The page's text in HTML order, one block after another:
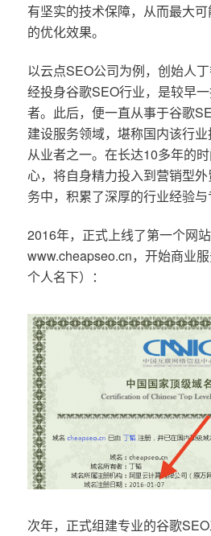
有坚实的技术保障，从而最大
的优化效果。
以云点SEO公司为例，创始人
经投身谷歌SEO行业，是较早
者。此后，便一直从事于谷歌
建设服务领域，堪称国内该行
从业者之一。在长达10多年的
心，将自身精力投入到营销型
务中，积累了深厚的行业经验与
2016年，正式上线了第一个网站
www.cheapseo.cn，开始商业
个人名下）：
次年，正式组建专业的谷歌